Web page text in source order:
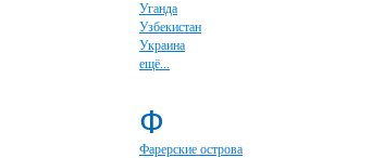
Уганда
Узбекистан
Украина
ещё...
Ф
Фарерские острова